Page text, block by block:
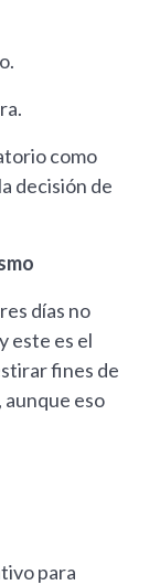
como
decisión de
días no
este es el
fines de
aunque eso
para